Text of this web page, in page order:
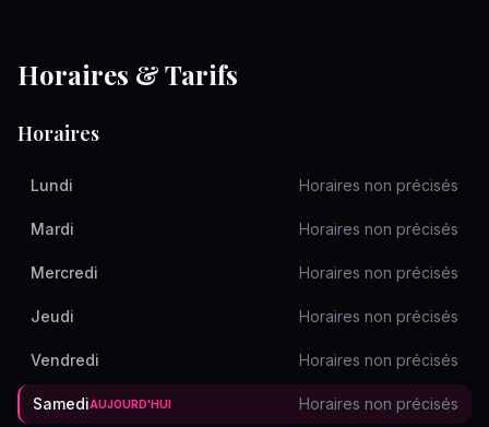
Horaires & Tarifs
Horaires
Lundi Horaires non précisés
Mardi Horaires non précisés
Mercredi Horaires non précisés
Jeudi Horaires non précisés
Vendredi Horaires non précisés
SamediAUJOURD'HUI Horaires non précisés